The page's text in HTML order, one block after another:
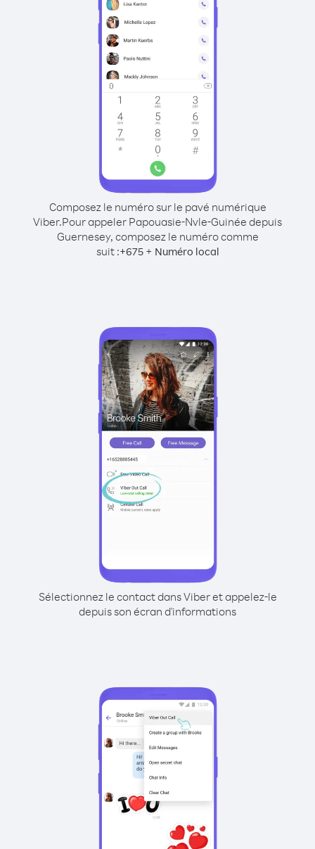
Composez le numéro sur le pavé numérique
Viber.Pour appeler Papouasie-Nvle-Guinée depuis
Guernesey, composez le numéro comme
suit :+675+ Numéro local
Sélectionnez le contact dans Viber et appelez-le
depuis son écran d'informations